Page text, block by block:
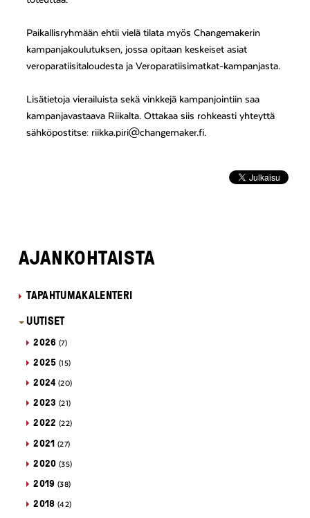
Paikallisryhmään ehtii vielä tilata myös Changemakerin
kampanjakoulutuksen, jossa opitaan keskeiset asiat
veroparatiisitaloudesta ja Veroparatiisimatkat-kampanjasta.
Lisätietoja vierailuista sekä vinkkejä kampanjointiin saa
kampanjavastaava Riikalta. Ottakaa siis rohkeasti yhteyttä
sähköpostitse: riikka.piri@changemaker.fi.
AJANKOHTAISTA
TAPAHTUMAKALENTERI
UUTISET
2026 (7)
2025 (15)
2024 (20)
2023 (21)
2022 (22)
2021 (27)
2020 (35)
2019 (38)
2018 (42)